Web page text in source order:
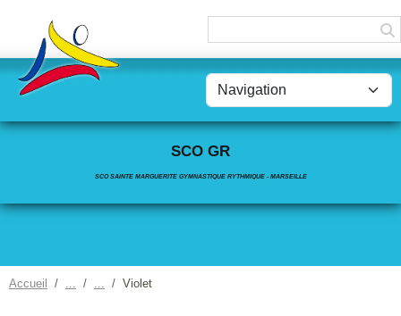
SCO GR
SCO SAINTE MARGUERITE GYMNASTIQUE RYTHMIQUE - MARSEILLE
Accueil Violet